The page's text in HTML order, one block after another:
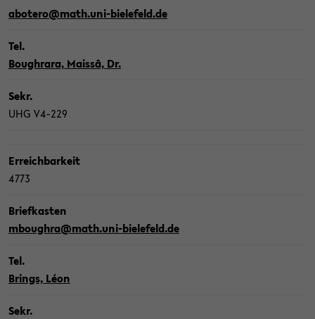
abote­ro@math.uni-​bielefeld.de
Tel.
Bou­ghra­ra, Maissâ, Dr.
Sekr.
UHG V4-​229
Er­reich­bar­keit
4773
Brief­kas­ten
mbou­ghra@math.uni-​bielefeld.de
Tel.
Brings, Léon
Sekr.